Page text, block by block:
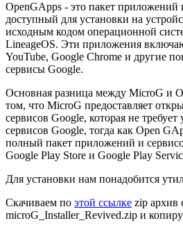
OpenGApps - это пакет приложений
доступный для установки на
исходным кодом операционной
LineageOS. Эти приложения
YouTube, Google Chrome и другие
сервисы Google.
Основная разница между MicroG и
том, что MicroG предоставляет
сервисов Google, которая не
сервисов Google, тогда как Open
полный пакет приложений и
Google Play Store и Google Play
Для установки нам понадобится
Скачиваем по этой ссылке zip архив
microG_Installer_Revived.zip и